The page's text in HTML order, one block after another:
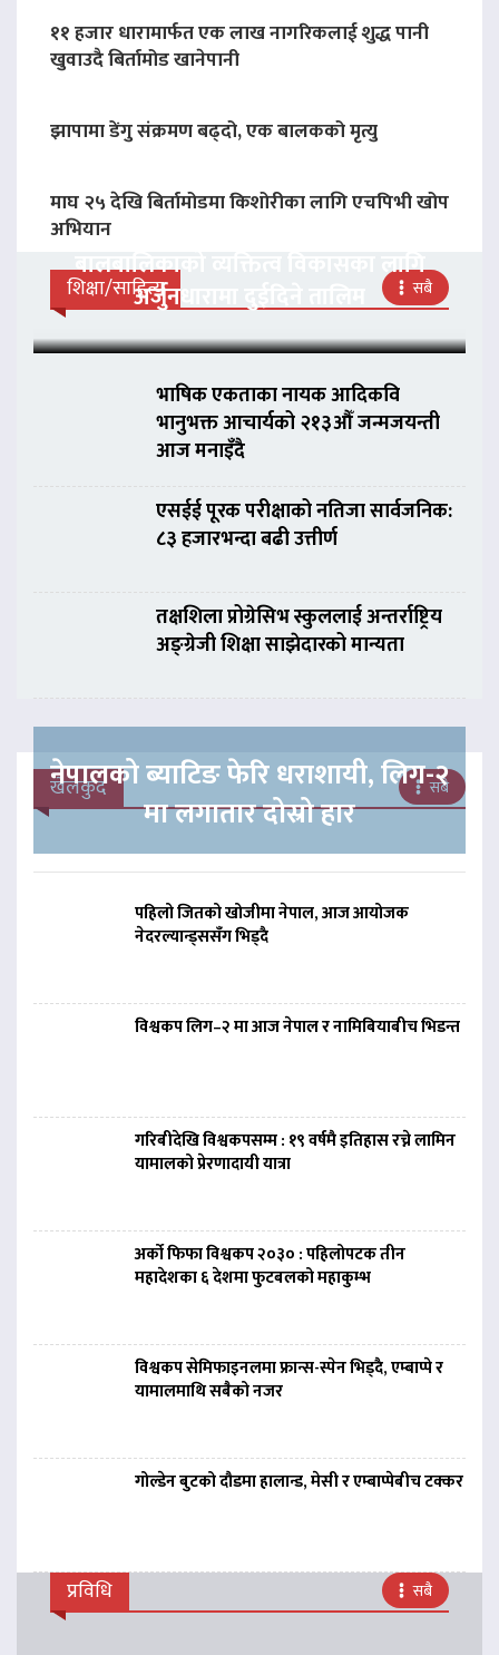
११ हजार धारामार्फत एक लाख नागरिकलाई शुद्ध पानी
खुवाउदै बिर्तामोड खानेपानी
झापामा डेंगु संक्रमण बढ्दो, एक बालकको मृत्यु
माघ २५ देखि बिर्तामोडमा किशोरीका लागि एचपिभी खोप
अभियान
शिक्षा/साहित्य सबै
बालबालिकाको व्यक्तित्व विकासका लागि
अर्जुनधारामा दुईदिने तालिम
भाषिक एकताका नायक आदिकवि
भानुभक्त आचार्यको २१३औँ जन्मजयन्ती
आज मनाइँदै
एसईई पूरक परीक्षाको नतिजा सार्वजनिक:
८३ हजारभन्दा बढी उत्तीर्ण
तक्षशिला प्रोग्रेसिभ स्कुललाई अन्तर्राष्ट्रिय
अङ्ग्रेजी शिक्षा साझेदारको मान्यता
खेलकुद सबै
नेपालको ब्याटिङ फेरि धराशायी, लिग-२
मा लगातार दोस्रो हार
पहिलो जितको खोजीमा नेपाल, आज आयोजक
नेदरल्यान्ड्ससँग भिड्दै
विश्वकप लिग–२ मा आज नेपाल र नामिबियाबीच भिडन्त
गरिबीदेखि विश्वकपसम्म : १९ वर्षमै इतिहास रच्ने लामिन
यामालको प्रेरणादायी यात्रा
अर्को फिफा विश्वकप २०३० : पहिलोपटक तीन
महादेशका ६ देशमा फुटबलको महाकुम्भ
विश्वकप सेमिफाइनलमा फ्रान्स-स्पेन भिड्दै, एम्बाप्पे र
यामालमाथि सबैको नजर
गोल्डेन बुटको दौडमा हालान्ड, मेसी र एम्बाप्पेबीच टक्कर
प्रविधि सबै